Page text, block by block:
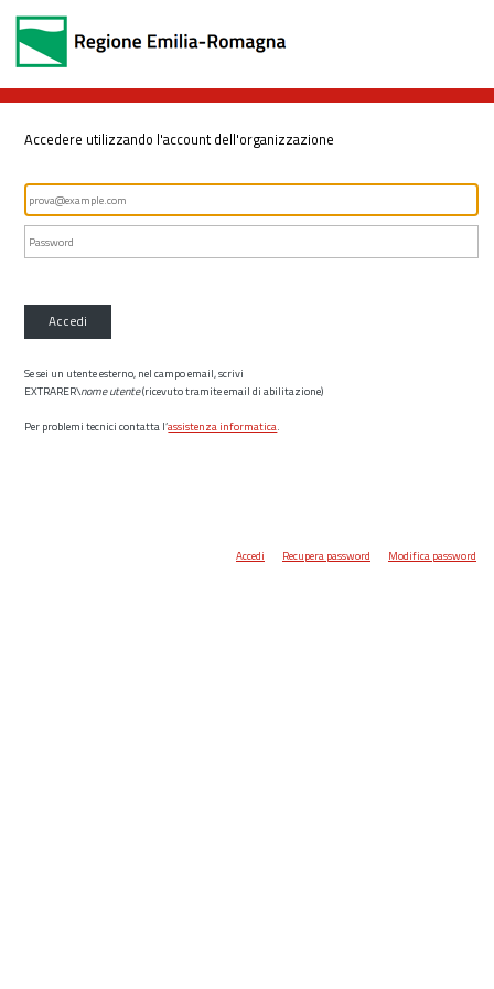
Accedere utilizzando l'account dell'organizzazione
Accedi
Se sei un utente esterno, nel campo email, scrivi
EXTRARER\nome utente(ricevuto tramite email di abilitazione)
Per problemi tecnici contatta l’assistenza informatica.
Accedi Recupera password Modifica password